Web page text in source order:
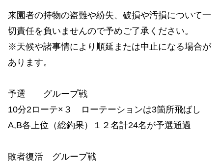
来園者の持物の盗難や紛失、破損や汚損について一
切責任を負いませんので予めご了承ください。
※天候や諸事情により順延または中止になる場合が
あります。
予選 グループ戦
10分2ローテ×３ ローテーションは3箇所飛ばし
A,B各上位（総釣果）１２名計24名が予選通過
敗者復活 グループ戦